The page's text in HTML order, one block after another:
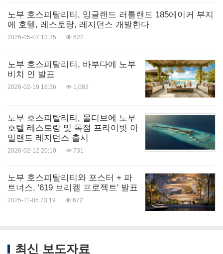
노부 호스피탈리티, 잉글랜드 러틀랜드 185에이커 부지
에 호텔, 레스토랑, 레지던스 개발한다
2026-05-07 13:35 622
노부 호스피탈리티, 바부다에 노부
비치 인 발표
2026-02-19 16:36 1,083
노부 호스피탈리티, 몰디브에 노부
호텔 레스토랑 및 독점 프라이빗 아
일랜드 레지던스 출시
2026-02-12 20:10 731
노부 호스피탈리티와 포스터 + 파
트너스, '619 브리켈 프로젝트' 발표
2025-11-05 23:19 672
최신 보도자료